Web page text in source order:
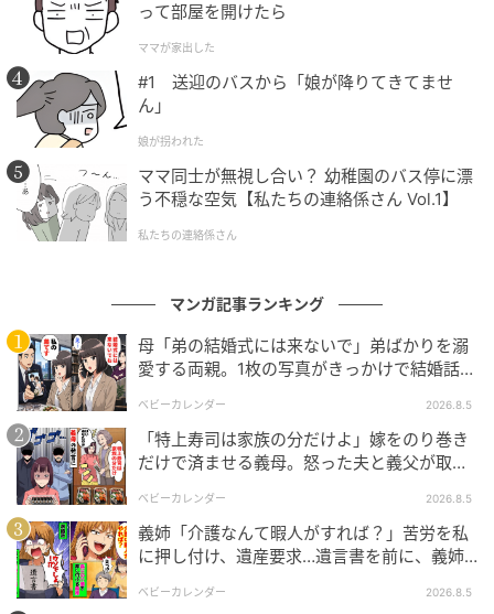
著者：佐藤佳絵／30代・女性・会社員。ひとり娘を育
てる母。両親との同居を検討中。
イラスト：大福
※ベビーカレンダーが独自に実施したアンケートで集
めた読者様の体験談をもとに記事化しています
自分の都合で強引な要求をしてくるママ友に対し、ビ
らこそ難しい「ママ友」という特殊な関係。苦手な人
とは距離を取り、じょうずに付き合っていきたいです
ね。
さて、続いてご紹介するのは、通園中に遭遇したママ
友のお話です。遠方からの通園という共通点があり、
「これから仲良くなれるかも！」と期待したのも束の
間、ママ友から放たれた衝撃のひと言とは！？
「ちょっといいですか？」通園中、園ママか
ら突然のお願いごと→ひと言残し姿を消し、向
って部屋を開けたら
ママが家出した
#1 送迎のバスから「娘が降りてきてませ
ん」
娘が拐われた
ママ同士が無視し合い？ 幼稚園のバス停に漂
う不穏な空気【私たちの連絡係さん Vol.1】
私たちの連絡係さん
マンガ記事ランキング
母「弟の結婚式には来ないで」弟ばかりを溺
愛する両親。1枚の写真がきっかけで結婚話が
ベビーカレンダー 2026.8.5
「特上寿司は家族の分だけよ」嫁をのり巻き
だけで済ませる義母。怒った夫と義父が取っ
ベビーカレンダー 2026.8.5
義姉「介護なんて暇人がすれば？」苦労を私
に押し付け、遺産要求…遺言書を前に、義姉
ベビーカレンダー 2026.8.5